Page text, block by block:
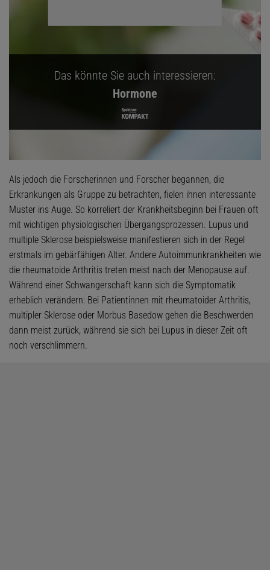
Das könnte Sie auch interessieren:
Hormone
Als jedoch die Forscherinnen und Forscher begannen, die
Erkrankungen als Gruppe zu betrachten, fielen ihnen interessante
Muster ins Auge. So korreliert der Krankheitsbeginn bei Frauen oft
mit wichtigen physiologischen Übergangsprozessen. Lupus und
multiple Sklerose beispielsweise manifestieren sich in der Regel
erstmals im gebärfähigen Alter. Andere Autoimmunkrankheiten wie
die rheumatoide Arthritis treten meist nach der Menopause auf.
Während einer Schwangerschaft kann sich die Symptomatik
erheblich verändern: Bei Patientinnen mit rheumatoider Arthritis,
multipler Sklerose oder Morbus Basedow gehen die Beschwerden
dann meist zurück, während sie sich bei Lupus in dieser Zeit oft
noch verschlimmern.